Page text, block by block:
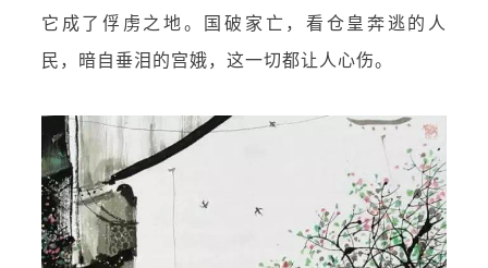
它成了俘虏之地。国破家亡，看仓皇奔逃的人
民，暗自垂泪的宫娥，这一切都让人心伤。